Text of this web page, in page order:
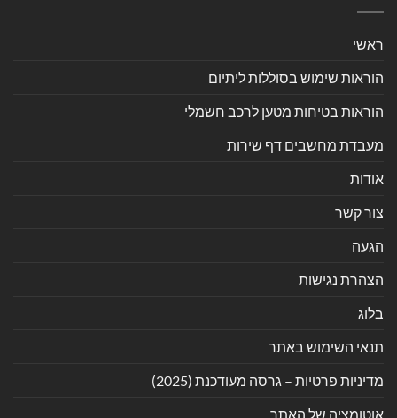
ראשי
הוראות שימוש בסוללות ליתיום
הוראות בטיחות מטען לרכב חשמלי
מעבדת מחשבים דף שירות
אודות
צור קשר
הגעה
הצהרת נגישות
בלוג
תנאי השימוש באתר
מדיניות פרטיות – גרסה מעודכנת (2025)
אוטומציה של האתר